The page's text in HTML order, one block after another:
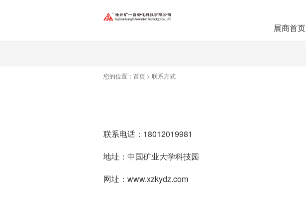
展商首页
您的位置： 首页 > 联系方式
联系电话：18012019981
地址：中国矿业大学科技园
网址：www.xzkydz.com